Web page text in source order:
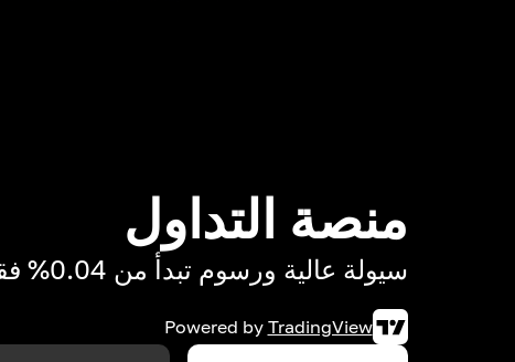
منصة التداول
سيولة عالية ورسوم تبدأ من 0.04% فقط
Powered by TradingView